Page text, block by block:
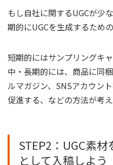
もし自社に関するUGCが少
期的にUGCを生成するため
短期的にはサンプリングキ
中・長期的には、商品に同
ルマガジン、SNSアカウン
促進する、などの方法が考え
STEP2：UGC素
として入稿しよう